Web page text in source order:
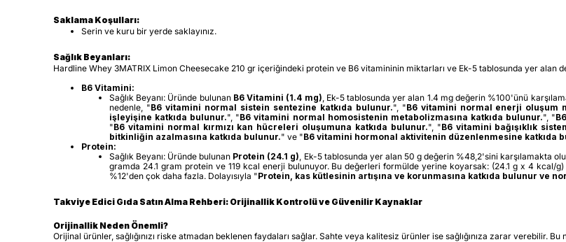
Saklama Koşulları:
Serin ve kuru bir yerde saklayınız.
Sağlık Beyanları:
Hardline Whey 3MATRIX Limon Cheesecake 210 gr içeriğindeki protein ve B6 vitamininin miktarları ve Ek-5 tablosunda yer alan
B6 Vitamini:
Sağlık Beyanı: Üründe bulunan B6 Vitamini (1.4 mg) , Ek-5 tablosunda yer alan 1.4 mg değerin %100'ünü
nedenle, "B6 vitamini normal sistein sentezine katkıda bulunur.", "B6 vitamini normal enerji oluşum
işleyişine katkıda bulunur.", "B6 vitamini normal homosistenin metabolizmasına katkıda bulunur.", "
"B6 vitamini normal kırmızı kan hücreleri oluşumuna katkıda bulunur.", "B6 vitamini bağışıklık
bitkinliğin azalmasına katkıda bulunur." ve "B6 vitamini hormonal aktivitenin düzenlenmesine katkıda
Protein:
Sağlık Beyanı: Üründe bulunan Protein (24.1 g) , Ek-5 tablosunda yer alan 50 g değerin %48,2'sini karşılamakta
gramda 24.1 gram protein ve 119 kcal enerji bulunuyor. Bu değerleri formülde yerine koyarsak: (24.1 g x 4 kcal/
%12'den çok daha fazla. Dolayısıyla "Protein, kas kütlesinin artışına ve korunmasına katkıda bulunur ve
Takviye Edici Gıda Satın Alma Rehberi: Orijinallik Kontrolü ve Güvenilir Kaynaklar
Orijinallik Neden Önemli?
Orijinal ürünler, sağlığınızı riske atmadan beklenen faydaları sağlar. Sahte veya kalitesiz ürünler ise sağlığınıza zarar verebilir.